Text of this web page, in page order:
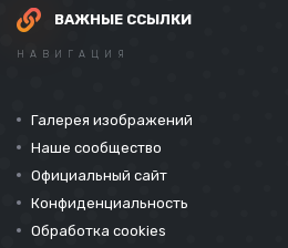
ВАЖНЫЕ ССЫЛКИ
НАВИГАЦИЯ
Галерея изображений
Наше сообщество
Официальный сайт
Конфиденциальность
Обработка cookies